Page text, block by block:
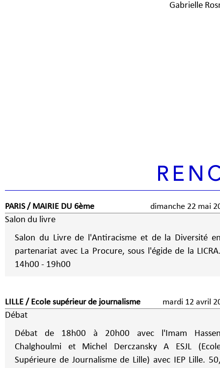
Gabrielle
PARIS / MAIRIE DU 6ème dimanche 22 mai
Salon du livre
Salon du Livre de l'Antiracisme et de la Diversité
partenariat avec La Procure, sous l'égide de la
14h00 - 19h00
LILLE / Ecole supérieur de journalisme mardi 12 avril
Débat
Débat de 18h00 à 20h00 avec l'Imam
Chalghoulmi et Michel Derczansky A ESJL (Ecole
Supérieure de Journalisme de Lille) avec IEP Lille.